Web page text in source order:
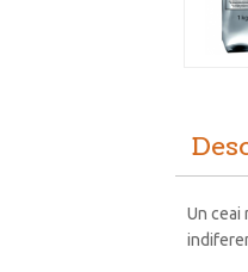
Un ceai